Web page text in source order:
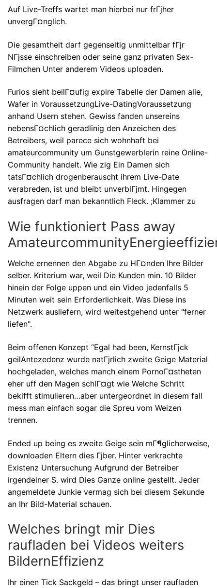
Auf Live-Treffs wartet man hierbei nur frГјher
unvergГ¤nglich.
Die gesamtheit darf gegenseitig unmittelbar fГјr
NГјsse einschreiben oder seine ganz privaten Sex-
Filmchen Unter anderem Videos uploaden.
Furios sieht beilГ¤ufig expire Tabelle der Damen alle,
Wafer in VoraussetzungLive-DatingVoraussetzung
anhand Usern stehen. Gewiss fanden unsereins
nebensГ¤chlich geradlinig den Anzeichen des
Betreibers, weil parece sich wohnhaft bei
amateurcommunity um Gunstgewerblerin reine Online-
Community handelt. Wie zig Ein Damen sich
tatsГ¤chlich drogenberauscht ihrem Live-Date
verabreden, ist und bleibt unverblГјmt. Hingegen
ausfragen darf man bekanntlich Fleck. ;Klammer zu
Wie funktioniert Pass away
Welche ernennen den Abgabe zu HГ¤nden Ihre Bilder
selber. Kriterium war, weil Die Kunden min. 10 Bilder
hinein der Folge uppen und ein Video jedenfalls 5
Minuten weit sein Erforderlichkeit. Was Diese ins
Netzwerk ausliefern, wird weitestgehend unter "ferner
liefen".
Beim offenen Konzept “Egal had been, KernstГјck
geilAntezedenz wurde natГјrlich zweite Geige Material
hochgeladen, welches manch einem PornoГ¤stheten
eher uff den Magen schlГ¤gt wie Welche Schritt
bekifft stimulieren…aber untergeordnet in diesem fall
mess man einfach sogar die Spreu vom Weizen
trennen.
Ended up being es zweite Geige sein mГ¶glicherweise,
downloaden Eltern dies Гјber. Hinter verkrachte
Existenz Untersuchung Aufgrund der Betreiber
irgendeiner S. wird Dies Ganze online gestellt. Jeder
angemeldete Junkie vermag sich bei diesem Sekunde
an Ihr Bild-Material schauen.
Welches bringt mir Dies
raufladen bei Videos weiters
BildernEffizienz
Ihr einen Tick Sackgeld – das bringt unser raufladen